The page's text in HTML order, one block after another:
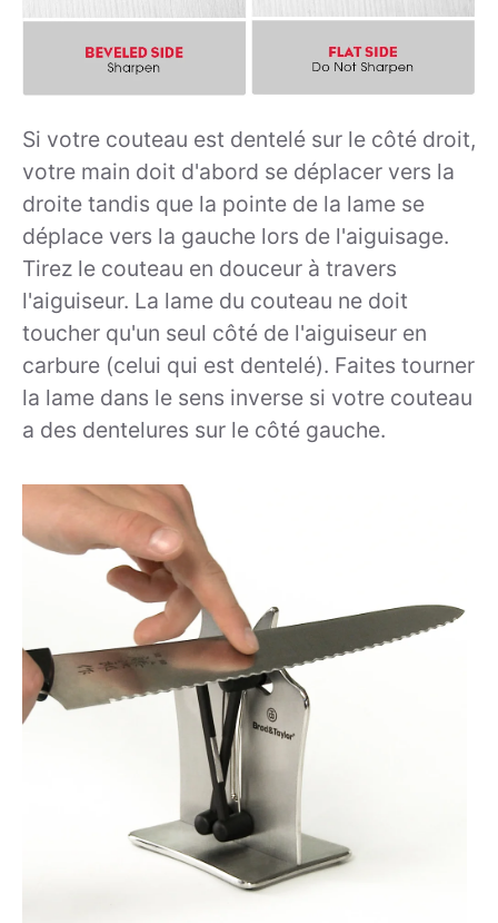
Si votre couteau est dentelé sur le côté droit,
votre main doit d'abord se déplacer vers la
droite tandis que la pointe de la lame se
déplace vers la gauche lors de l'aiguisage.
Tirez le couteau en douceur à travers
l'aiguiseur. La lame du couteau ne doit
toucher qu'un seul côté de l'aiguiseur en
carbure (celui qui est dentelé). Faites tourner
la lame dans le sens inverse si votre couteau
a des dentelures sur le côté gauche.